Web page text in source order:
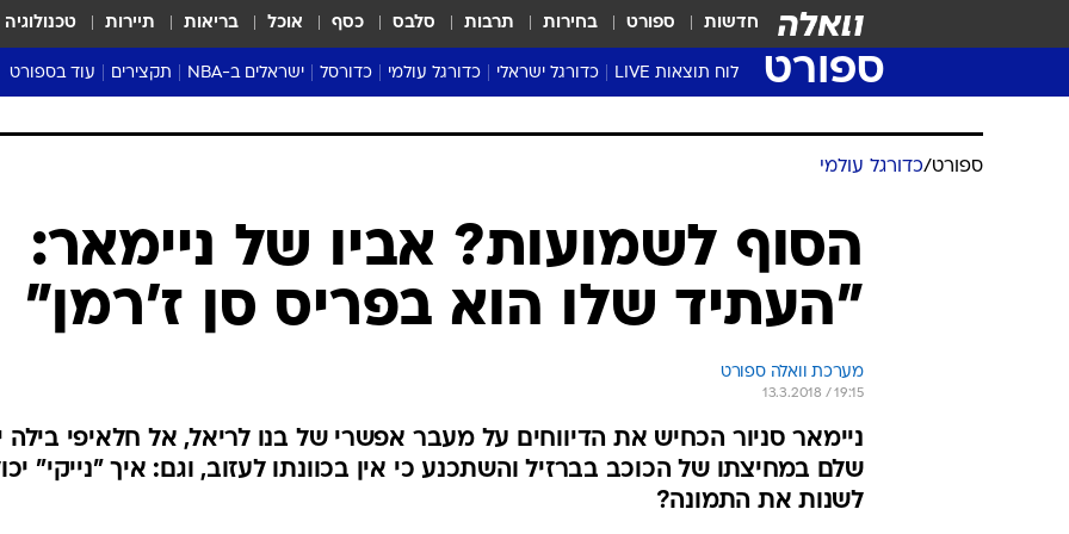
חדשות ספורט בחירות תרבות סלבס כסף אוכל בריאות תיירות טכנולוגיה
ספורט לוח תוצאות LIVE כדורגל ישראלי
שגרירים
נבחרות ישראל
ליגה לאומית
כדורגל עולמי
ליגה גרמנית
ליגה צרפתית
ליגת האלופות
הליגה האירופית
כדורסל
נבחרות ישראל בכדורסל
כדורסל נשים
ישראלים ב-NBA תקצירים עוד בספורט
מסכמים מחזור
אבא של שבת
מעל הטבעת
טראש טוק
ספורט
ספורט/כדורגל עולמי
הסוף לשמועות? אביו של ניימאר:
"העתיד שלו הוא בפריס סן ז'רמן"
מערכת וואלה ספורט
13.3.2018 / 19:15
ניימאר סניור הכחיש את הדיווחים על מעבר אפשרי של בנו לריאל, אל חלאיפי בילה
שלם במחיצתו של הכוכב בברזיל והשתכנע כי אין בכוונתו לעזוב, וגם: איך "נייקי"
לשנות את התמונה?